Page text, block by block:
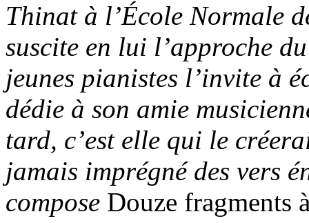
Thinat à l’École Normale
suscite en lui l’approche
jeunes pianistes l’invite à
dédie à son amie
tard, c’est elle qui le
jamais imprégné des vers
compose Douze fragments